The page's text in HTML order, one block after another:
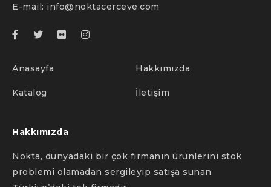
E-mail: info@noktacerceve.com
Anasayfa Hakkımızda
Katalog İletişim
Hakkımızda
Nokta, dünyadaki bir çok firmanın ürünlerini stok
problemi olamadan sergileyip satışa sunan